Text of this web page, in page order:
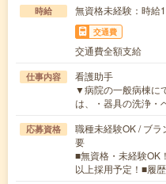
時給 無資格未経験：時
交通費
交通費全額支給
仕事内容
看護助手
▼病院の一般病棟に
は、・器具の洗浄・
応募資格
職種未経験OK / ブラ
要
■無資格・未経験OK
以上採用予定！■履